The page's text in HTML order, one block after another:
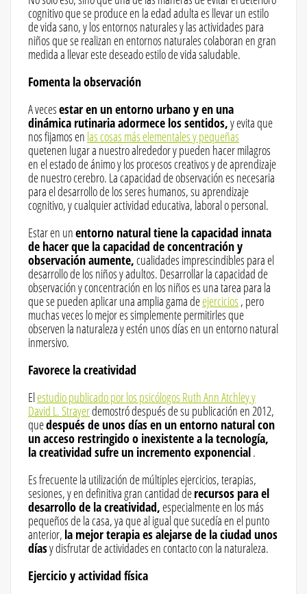
cognitivo que se produce en la edad adulta es llevar un estilo
de vida sano, y los entornos naturales y las actividades para
niños que se realizan en entornos naturales colaboran en gran
medida a llevar este deseado estilo de vida saludable.
Fomenta la observación
A vecesestar en un entorno urbano y en una
dinámica rutinaria adormece los sentidos,y evita que
nos fijamos en las cosas más elementales y pequeñas
quetenen lugar a nuestro alrededor y pueden hacer milagros
en el estado de ánimo y los procesos creativos y de aprendizaje
de nuestro cerebro. La capacidad de observación es necesaria
para el desarrollo de los seres humanos, su aprendizaje
cognitivo, y cualquier actividad educativa, laboral o personal.
Estar en unentorno natural tiene la capacidad innata
de hacer que la capacidad de concentración y
observación aumente,cualidades imprescindibles para el
desarrollo de los niños y adultos. Desarrollar la capacidad de
observación y concentración en los niños es una tarea para la
que se pueden aplicar una amplia gama deejercicios , pero
muchas veces lo mejor es simplemente permitirles que
observen la naturaleza y estén unos días en un entorno natural
inmersivo.
Favorece la creatividad
Elestudio publicado por los psicólogos Ruth Ann Atchley y
David L. Strayerdemostró después de su publicación en 2012,
quedespués de unos días en un entorno natural con
un acceso restringido o inexistente a la tecnología,
la creatividad sufre un incremento exponencial.
Es frecuente la utilización de múltiples ejercicios, terapias,
sesiones, y en definitiva gran cantidad derecursos para el
desarrollo de la creatividad,especialmente en los más
pequeños de la casa, ya que al igual que sucedía en el punto
anterior, la mejor terapia es alejarse de la ciudad unos
díasy disfrutar de actividades en contacto con la naturaleza.
Ejercicio y actividad física